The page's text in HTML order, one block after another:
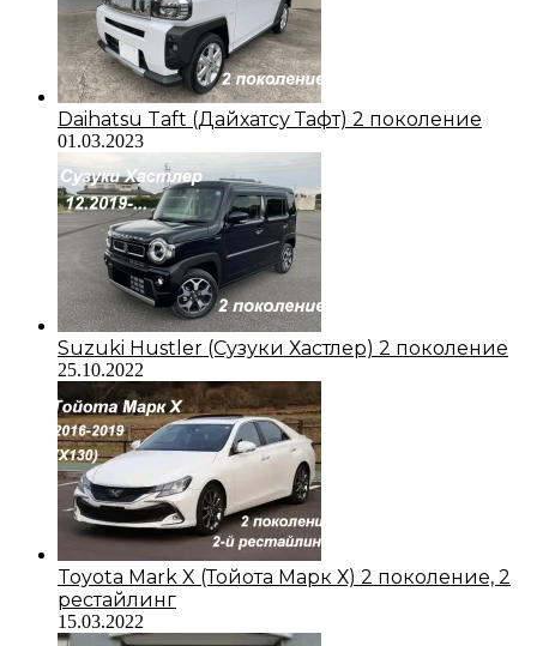
Daihatsu Taft (Дайхатсу Тафт) 2 поколение
01.03.2023
Suzuki Hustler (Сузуки Хастлер) 2 поколение
25.10.2022
Toyota Mark X (Тойота Марк Х) 2 поколение, 2
рестайлинг
15.03.2022